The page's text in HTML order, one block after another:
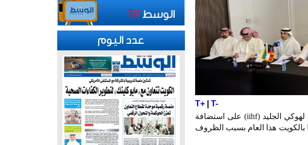
T+| T-
أكد رئيس نادي الألعاب الشتوية الكويتي فهيد العجمي ان موافقة الاتحاد الدولي لهوكي الجليد (iihf) على استضافة
بعد تعذر اقامتها بالكويت هذا العام بسبب الظروف
عدد اليوم